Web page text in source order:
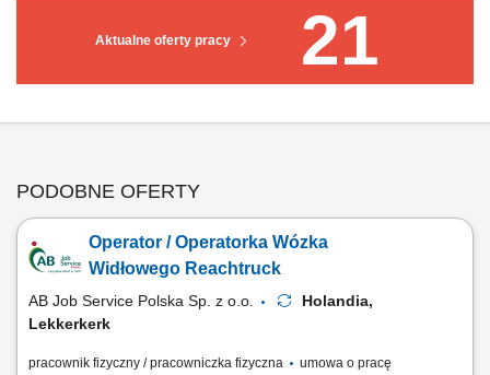
Aktualne oferty pracy 21
PODOBNE OFERTY
Operator / Operatorka Wózka
Widłowego Reachtruck
AB Job Service Polska Sp. z o.o.
Holandia,
Lekkerkerk
pracownik fizyczny / pracowniczka fizyczna
umowa o pracę